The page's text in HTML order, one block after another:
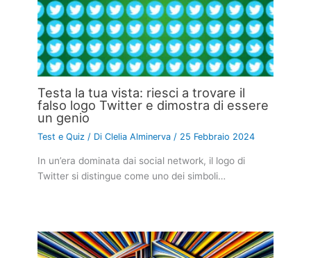
Testa la tua vista: riesci a trovare il
falso logo Twitter e dimostra di essere
un genio
Test e Quiz / DiClelia Alminerva / 25 Febbraio 2024
In un’era dominata dai social network, il logo di
Twitter si distingue come uno dei simboli…